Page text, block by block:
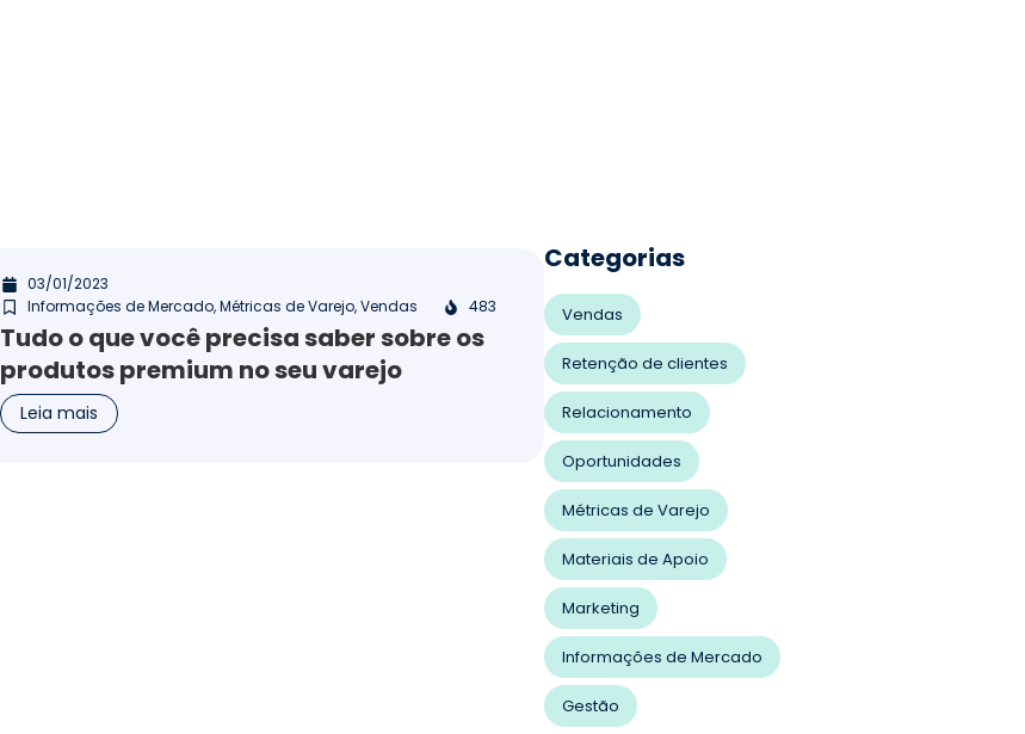
03/01/2023
Informações de Mercado,Métricas de Varejo,Vendas 483
Tudo o que você precisa saber sobre os
produtos premium no seu varejo
Leia mais
Categorias
Vendas
Retenção de clientes
Relacionamento
Oportunidades
Métricas de Varejo
Materiais de Apoio
Marketing
Informações de Mercado
Gestão